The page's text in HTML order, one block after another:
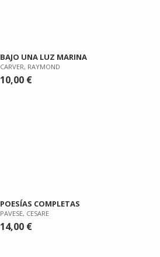
BAJO UNA LUZ MARINA
CARVER, RAYMOND
10,00 €
POESÍAS COMPLETAS
PAVESE, CESARE
14,00 €